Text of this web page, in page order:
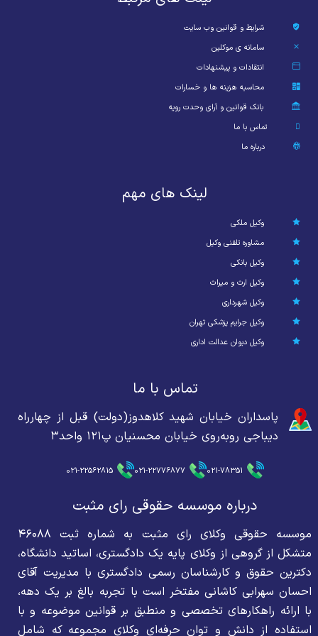
شرایط و قوانین وب سایت
سامانه ی موکلین
انتقادات و پیشنهادات
محاسبه هزینه ها و خسارات
بانک قوانین و آرای وحدت رویه
تماس با ما
درباره ما
لینک های مهم
وکیل ملکی
مشاوره تلفنی وکیل
وکیل بانکی
وکیل ارث و میراث
وکیل شهرداری
وکیل جرایم پزشکی تهران
وکیل دیوان عدالت اداری
تماس با ما
پاسداران خیابان شهید کلاهدوز(دولت) قبل از چهارراه
دیباجی روبه‌روی خیابان محسنیان پ۱۲۱ واحد۳
021-78351
021-22776877
021-22562815
درباره موسسه حقوقی رای مثبت
موسسه حقوقی وکلای رای مثبت به شماره ثبت ۴۶۰۸۸
متشکل از گروهی از وکلای پایه یک دادگستری، اساتید دانشگاه،
دکترین حقوق و کارشناسان رسمی دادگستری با مدیریت آقای
احسان سهرابی کاشانی مفتخر است با تجربه بالغ بر یک دهه،
با ارائه راهکارهای تخصصی و منطبق بر قوانین موضوعه و با
استفاده از دانش و توان حرفه‌ای وکلای مجموعه که شامل